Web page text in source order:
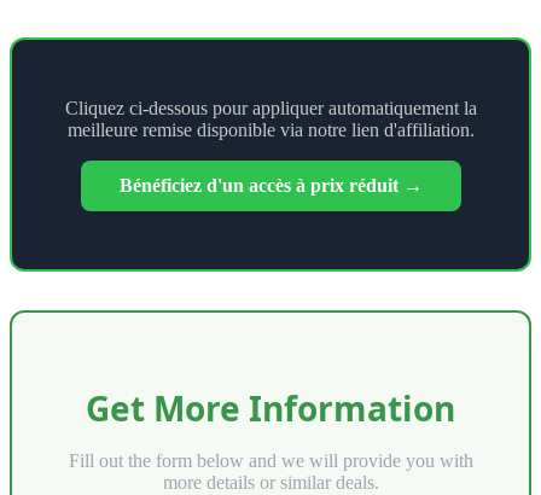
Cliquez ci-dessous pour appliquer automatiquement la
meilleure remise disponible via notre lien d'affiliation.
Bénéficiez d'un accès à prix réduit →
Get More Information
Fill out the form below and we will provide you with
more details or similar deals.